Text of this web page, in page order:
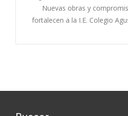
Nuevas obras y
fortalecen a la I.E. Colegio